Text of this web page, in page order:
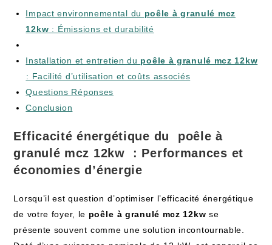
Impact​ environnemental du poêle à granulé‌ mcz
12kw :⁤ Émissions et ⁤durabilité
Installation et⁢ entretien du poêle à granulé mcz 12kw
⁤: Facilité d’utilisation et coûts⁣ associés
Questions Réponses
Conclusion
Efficacité énergétique du ⁣ poêle à
granulé mcz 12kw ‌ : Performances et
‍économies ‌d’énergie
Lorsqu’il est question ⁢d’optimiser l’efficacité énergétique
de votre foyer, le poêle⁣ à granulé mcz 12kw ‌se​
présente souvent ⁤comme‍ une solution incontournable.